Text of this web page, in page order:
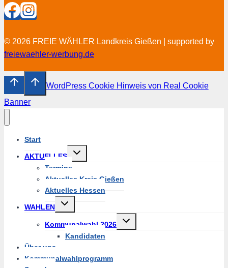
© 2026 FREIE WÄHLER Landkreis Gießen | supported by
freiewaehler-werbung.de
WordPress Cookie Hinweis von Real Cookie
Banner
Start
AKTUELLES
Untermenü
Termine
Aktuelles Kreis Gießen
Aktuelles Hessen
WAHLEN
Untermenü
Kommunalwahl 2026
Untermenü
Kandidaten
Über uns
Kommunalwahlprogramm